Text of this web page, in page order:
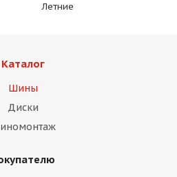
Летние
Каталог
Шины
Диски